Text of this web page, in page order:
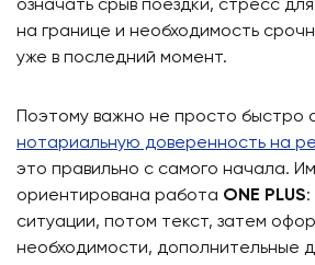
означать срыв поездки, стресс
на границе и необходимость
уже в последний момент.
Поэтому важно не просто быстро
нотариальную доверенность на
это правильно с самого начала.
ориентирована работа ONE PLUS:
ситуации, потом текст, затем
необходимости, дополнительные